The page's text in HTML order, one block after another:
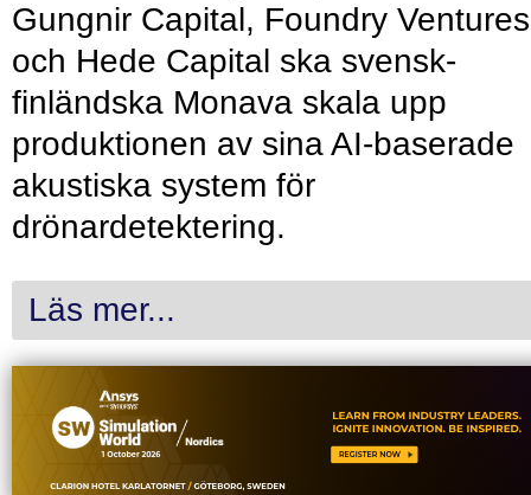
Gungnir Capital, Foundry Ventures
och Hede Capital ska svensk-
finländska Monava skala upp
produktionen av sina AI-baserade
akustiska system för
drönardetektering.
Läs mer...